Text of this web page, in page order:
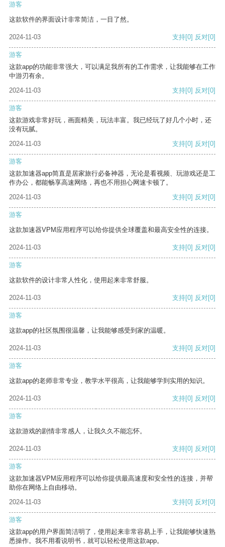
游客
这款软件的界面设计非常简洁，一目了然。
2024-11-03 支持[0] 反对[0]
游客
这款app的功能非常强大，可以满足我所有的工作需求，让我能够在工作
中游刃有余。
2024-11-03
支持[0] 反对[0]
游客
这款游戏非常好玩，画面精美，玩法丰富。我已经玩了好几个小时，还
没有玩腻。
2024-11-03
支持[0] 反对[0]
游客
这款加速器app简直是居家旅行必备神器，无论是看视频、玩游戏还是工
作办公，都能畅享高速网络，再也不用担心网速卡顿了。
2024-11-03
支持[0] 反对[0]
游客
这款加速器VPM应用程序可以给你提供全球覆盖和最高安全性的连接。
2024-11-03 支持[0] 反对[0]
游客
这款软件的设计非常人性化，使用起来非常舒服。
2024-11-03 支持[0] 反对[0]
游客
这款app的社区氛围很温馨，让我能够感受到家的温暖。
2024-11-03 支持[0] 反对[0]
游客
这款app的老师非常专业，教学水平很高，让我能够学到实用的知识。
2024-11-03 支持[0] 反对[0]
游客
这款游戏的剧情非常感人，让我久久不能忘怀。
2024-11-03 支持[0] 反对[0]
游客
这款加速器VPM应用程序可以给你提供最高速度和安全性的连接，并帮
助你在网络上自由移动。
2024-11-03
支持[0] 反对[0]
游客
这款app的用户界面简洁明了，使用起来非常容易上手，让我能够快速熟
悉操作。我不用看说明书，就可以轻松使用这款app。